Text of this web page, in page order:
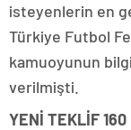
isteyenlerin en
Türkiye Futbol
kamuoyunun
verilmişti.
YENİ TEKLİF 160